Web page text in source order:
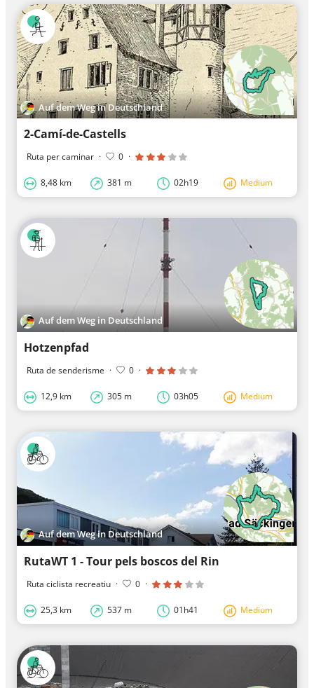
Auf dem Weg in Deutschland
2-Camí-de-Castells
Ruta per caminar · 0 ·
8,48 km 381 m 02h19 Medium
Auf dem Weg in Deutschland
Hotzenpfad
Ruta de senderisme · 0 ·
12,9 km 305 m 03h05 Medium
Auf dem Weg in Deutschland
RutaWT 1 - Tour pels boscos del Rin
Ruta ciclista recreatiu · 0 ·
25,3 km 537 m 01h41 Medium